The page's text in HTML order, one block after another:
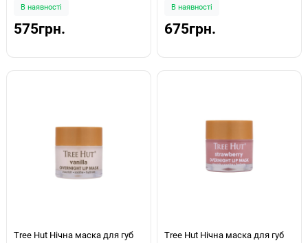
В наявності
575грн.
В наявності
675грн.
Tree Hut Нічна маска для губ
Tree Hut Нічна маска для губ